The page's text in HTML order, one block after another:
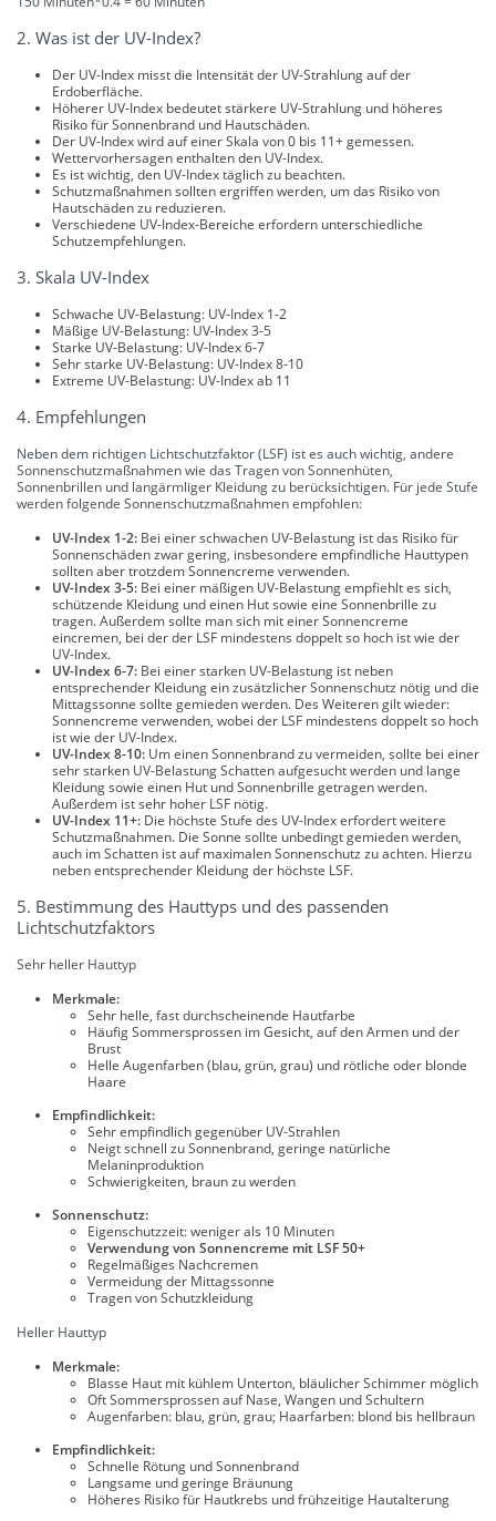
2. Was ist der UV-Index?
Der UV-Index misst die Intensität der UV-Strahlung auf der
Erdoberfläche.
Höherer UV-Index bedeutet stärkere UV-Strahlung und höheres
Risiko für Sonnenbrand und Hautschäden.
Der UV-Index wird auf einer Skala von 0 bis 11+ gemessen.
Wettervorhersagen enthalten den UV-Index.
Es ist wichtig, den UV-Index täglich zu beachten.
Schutzmaßnahmen sollten ergriffen werden, um das Risiko von
Hautschäden zu reduzieren.
Verschiedene UV-Index-Bereiche erfordern unterschiedliche
Schutzempfehlungen.
3. Skala UV-Index
Schwache UV-Belastung: UV-Index 1-2
Mäßige UV-Belastung: UV-Index 3-5
Starke UV-Belastung: UV-Index 6-7
Sehr starke UV-Belastung: UV-Index 8-10
Extreme UV-Belastung: UV-Index ab 11
4. Empfehlungen
Neben dem richtigen Lichtschutzfaktor (LSF) ist es auch wichtig, andere
Sonnenschutzmaßnahmen wie das Tragen von Sonnenhüten,
Sonnenbrillen und langärmliger Kleidung zu berücksichtigen. Für jede Stufe
werden folgende Sonnenschutzmaßnahmen empfohlen:
UV-Index 1-2: Bei einer schwachen UV-Belastung ist das Risiko für
Sonnenschäden zwar gering, insbesondere empfindliche Hauttypen
sollten aber trotzdem Sonnencreme verwenden.
UV-Index 3-5: Bei einer mäßigen UV-Belastung empfiehlt es sich,
schützende Kleidung und einen Hut sowie eine Sonnenbrille zu
tragen. Außerdem sollte man sich mit einer Sonnencreme
eincremen, bei der der LSF mindestens doppelt so hoch ist wie der
UV-Index.
UV-Index 6-7: Bei einer starken UV-Belastung ist neben
entsprechender Kleidung ein zusätzlicher Sonnenschutz nötig und die
Mittagssonne sollte gemieden werden. Des Weiteren gilt wieder:
Sonnencreme verwenden, wobei der LSF mindestens doppelt so hoch
ist wie der UV-Index.
UV-Index 8-10: Um einen Sonnenbrand zu vermeiden, sollte bei einer
sehr starken UV-Belastung Schatten aufgesucht werden und lange
Kleidung sowie einen Hut und Sonnenbrille getragen werden.
Außerdem ist sehr hoher LSF nötig.
UV-Index 11+: Die höchste Stufe des UV-Index erfordert weitere
Schutzmaßnahmen. Die Sonne sollte unbedingt gemieden werden,
auch im Schatten ist auf maximalen Sonnenschutz zu achten. Hierzu
neben entsprechender Kleidung der höchste LSF.
5. Bestimmung des Hauttyps und des passenden
Lichtschutzfaktors
Sehr heller Hauttyp
Merkmale:
Sehr helle, fast durchscheinende Hautfarbe
Häufig Sommersprossen im Gesicht, auf den Armen und der
Brust
Helle Augenfarben (blau, grün, grau) und rötliche oder blonde
Haare
Empfindlichkeit:
Sehr empfindlich gegenüber UV-Strahlen
Neigt schnell zu Sonnenbrand, geringe natürliche
Melaninproduktion
Schwierigkeiten, braun zu werden
Sonnenschutz:
Eigenschutzzeit: weniger als 10 Minuten
Verwendung von Sonnencreme mit LSF 50+
Regelmäßiges Nachcremen
Vermeidung der Mittagssonne
Tragen von Schutzkleidung
Heller Hauttyp
Merkmale:
Blasse Haut mit kühlem Unterton, bläulicher Schimmer möglich
Oft Sommersprossen auf Nase, Wangen und Schultern
Augenfarben: blau, grün, grau; Haarfarben: blond bis hellbraun
Empfindlichkeit:
Schnelle Rötung und Sonnenbrand
Langsame und geringe Bräunung
Höheres Risiko für Hautkrebs und frühzeitige Hautalterung